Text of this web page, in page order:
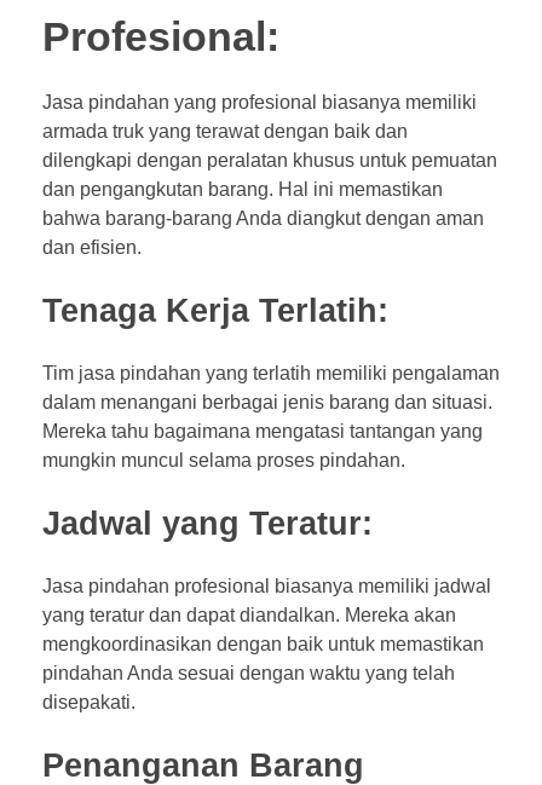
Profesional:
Jasa pindahan yang profesional biasanya memiliki
armada truk yang terawat dengan baik dan
dilengkapi dengan peralatan khusus untuk pemuatan
dan pengangkutan barang. Hal ini memastikan
bahwa barang-barang Anda diangkut dengan aman
dan efisien.
Tenaga Kerja Terlatih:
Tim jasa pindahan yang terlatih memiliki pengalaman
dalam menangani berbagai jenis barang dan situasi.
Mereka tahu bagaimana mengatasi tantangan yang
mungkin muncul selama proses pindahan.
Jadwal yang Teratur:
Jasa pindahan profesional biasanya memiliki jadwal
yang teratur dan dapat diandalkan. Mereka akan
mengkoordinasikan dengan baik untuk memastikan
pindahan Anda sesuai dengan waktu yang telah
disepakati.
Penanganan Barang